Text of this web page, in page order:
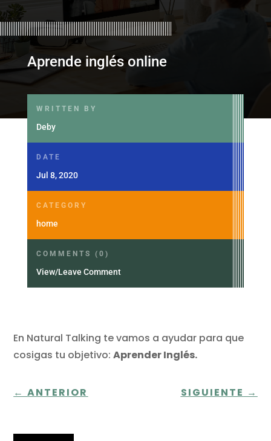
Aprende inglés online
WRITTEN BY
Deby
DATE
Jul 8, 2020
CATEGORY
home
COMMENTS (0)
View/Leave Comment
En Natural Talking te vamos a ayudar para que
cosigas tu objetivo:Aprender Inglés.
←ANTERIOR SIGUIENTE →